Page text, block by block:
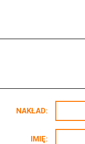
NAKŁAD:
IMIĘ: